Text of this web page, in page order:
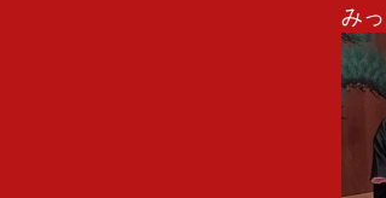
み